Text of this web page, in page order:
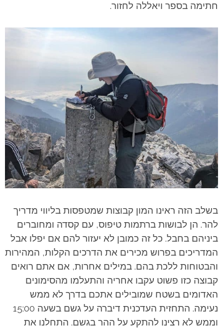
חתימה בספר ויאללה לחזור.
בשלב הזה ראינו המון קבוצות שמטפסות בליווי מדריך
להר. הן לבושות ברתמות טיפוס, עם קסדה ומחוברים
ביניהם בחבל. כל זה כמובן לא יעזור להם אם יפלו אבל
המדריכים בפרוש מכירים את הדרכים הקלות, המהירות
והבטוחות ללכת בהם. במילים אחרות, אם אתם רואים
קבוצה כזו פשוט עקבו אחריה והתעלמו מהסימונים
האדומים בשטח שמובילים אתכם בדרך לא ממש
נעימה.
התחזית העדכנית דיברה על גשם בשעה 15:00
וממש לא רצינו להתקע על ההר בגשם. התחלנו את